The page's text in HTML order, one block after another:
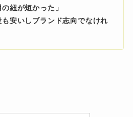
紐が短かった」
も安いしブランド志向でなけれ